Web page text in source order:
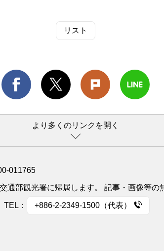
リスト
より多くのリンクを開く
011765
部観光署に帰属します。 記事・画像等の
TEL： +886-2-2349-1500（代表）